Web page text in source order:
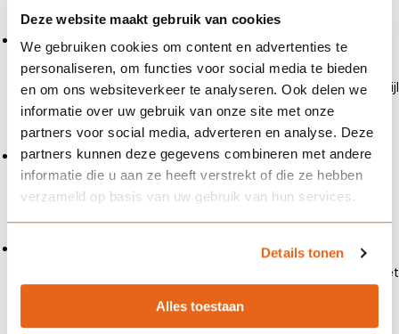
Deze website maakt gebruik van cookies
We gebruiken cookies om content en advertenties te
personaliseren, om functies voor social media te bieden
en om ons websiteverkeer te analyseren. Ook delen we
informatie over uw gebruik van onze site met onze
partners voor social media, adverteren en analyse. Deze
partners kunnen deze gegevens combineren met andere
informatie die u aan ze heeft verstrekt of die ze hebben
verzameld op basis van uw gebruik van hun services.
Details tonen
Alles toestaan
Fysieke risico’s
: Stormen, hittegolven en overstromingen
veroorzaken schade aan gebouwen, infrastructuur en de
gezondheid. Droogte bedreigt waterbronnen en landbouw, terwijl
de stijgende zeespiegel kan zorgen voor overstromingen in
laaggelegen gebieden.
Economische risico’s : Klimaatverandering beïnvloedt
grondstoffenprijzen en winsten, verhoogt verzekeringspremies
en maakt niet-duurzame bedrijven kwetsbaarder voor
waardevermindering.
: Strengere milieuregels en
aansprakelijkheidsclaims dwingen bedrijven om hun impact op het